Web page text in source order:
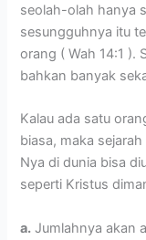
seolah-olah hanya
sesungguhnya itu
orang ( Wah 14:1 ).
bahkan banyak
Kalau ada satu
biasa, maka
Nya di dunia bisa
seperti Kristus
a. Jumlahnya akan